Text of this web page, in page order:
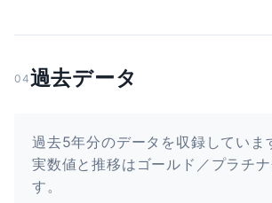
04過去データ
過去5年分のデータを収録していま
実数値と推移はゴールド／プラチ
す。